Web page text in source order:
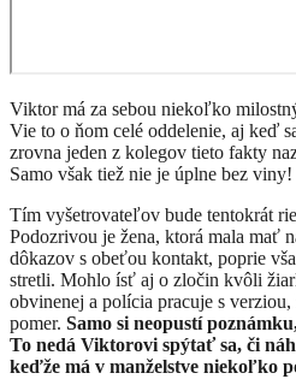
Viktor má za sebou niekoľko
Vie to o ňom celé oddelenie, aj keď
zrovna jeden z kolegov tieto fakty
Samo však tiež nie je úplne bez viny!
Tím vyšetrovateľov bude tentokrát
Podozrivou je žena, ktorá mala mať
dôkazov s obeťou kontakt, poprie
stretli. Mohlo ísť aj o zločin kvôli
obvinenej a polícia pracuje s
pomer. Samo si neopustí
To nedá Viktorovi spýtať sa, či
keďže má v manželstve niekoľko